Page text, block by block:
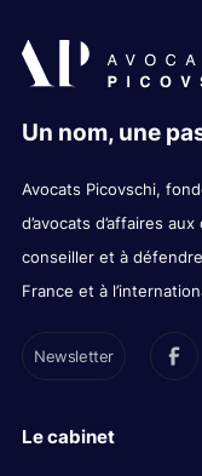
Un nom, une
Avocats Picovschi,
d’avocats d’affaires
conseiller et à
France et à
Newsletter
Le cabinet